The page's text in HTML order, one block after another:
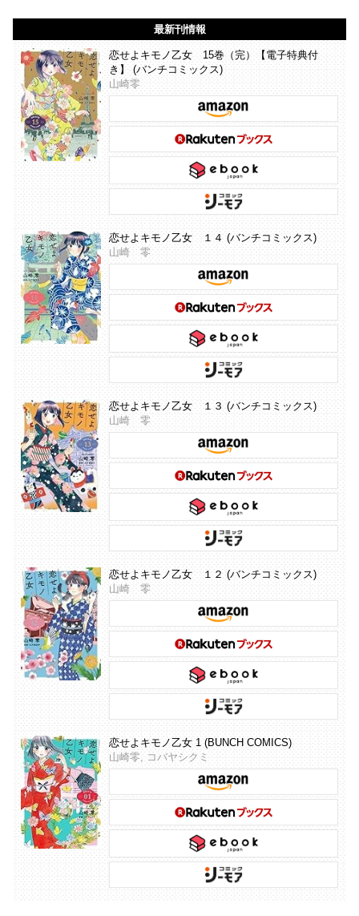
最新刊情報
恋せよキモノ乙女 15巻（完）【電子特典付
き】 (バンチコミックス)
山崎零
恋せよキモノ乙女 １４ (バンチコミックス)
山崎 零
恋せよキモノ乙女 １３ (バンチコミックス)
山崎 零
恋せよキモノ乙女 １２ (バンチコミックス)
山崎 零
恋せよキモノ乙女 1 (BUNCH COMICS)
山崎零, コバヤシクミ